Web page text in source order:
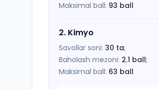
Maksimal ball: 93 ball
2. Kimyo
Savollar soni: 30 ta;
Baholash mezoni: 2.1 ball;
Maksimal ball: 63 ball